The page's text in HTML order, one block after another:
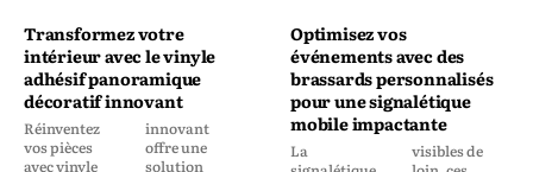
Transformez votre
intérieur avec le vinyle
adhésif panoramique
décoratif innovant
Réinventez
vos pièces
avec vinyle
innovant
offre une
solution
Optimisez vos
événements avec des
brassards personnalisés
pour une signalétique
mobile impactante
La
visibles de